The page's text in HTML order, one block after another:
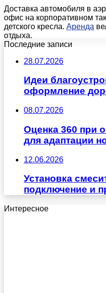
Доставка автомобиля в
офис на корпоративном
детского кресла. Аренда
отдыха.
Последние записи
28.07.2026
Идеи
оформление
08.07.2026
Оценка 360 при
для адаптации
12.06.2026
Установка
подключение и
Интересное